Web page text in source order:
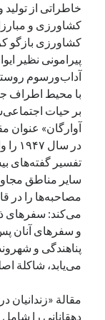
خاطراتی از
کشاورزی و
کشاورزی بازگو
پیرامونی نظیر
آداب‌ورسوم
با محیط اطراف
بر حیات
آوارگان» عنوان
در
تفسیر گفته‌های
سایر مناطق
مصاحبه‌ها را در
می‌کند: سفرهای
و سفرهای آنان
پناهندگی و
می‌یابد، شاکلة
مقالة «زندانیان